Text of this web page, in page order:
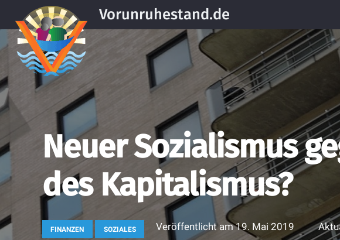
Vorunruhestand.de
Neuer Sozialismus
des Kapitalismus?
FINANZEN SOZIALES Veröffentlicht am19. Mai 2019